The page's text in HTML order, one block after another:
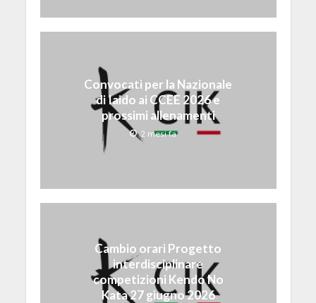
Convocati per la Nazionale
di Iaido ai CCEE 2026 e
prossimi allenamenti
2 mesi fa
Cambio orari Progetto
interdisciplinare
competizioni Kendo No
Kata 27 giugno 2026